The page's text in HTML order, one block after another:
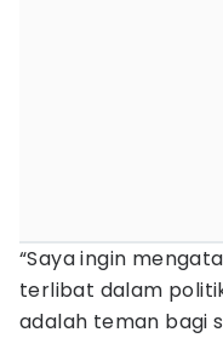
“Saya ingin
terlibat dalam
adalah teman bagi